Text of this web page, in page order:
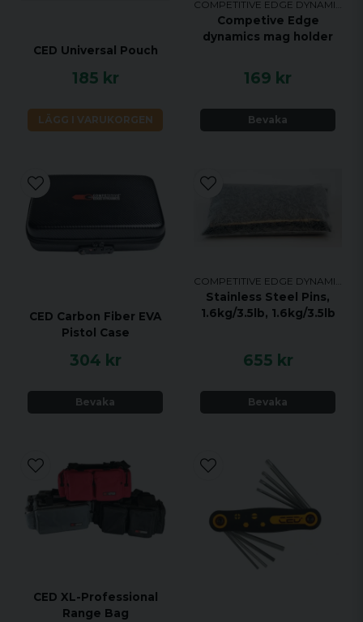
CED Universal Pouch
185 kr
LÄGG I VARUKORGEN
COMPETITIVE EDGE DYNAMICS
Competive Edge
dynamics mag holder
169 kr
Bevaka
CED Carbon Fiber EVA
Pistol Case
304 kr
Bevaka
Stainless Steel Pins,
1.6kg/3.5lb, 1.6kg/3.5lb
655 kr
Bevaka
CED XL-Professional
Range Bag